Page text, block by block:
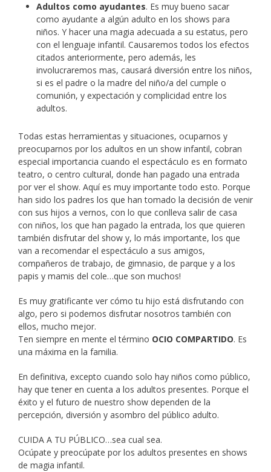
Adultos como ayudantes. Es muy bueno sacar
como ayudante a algún adulto en los shows para
niños. Y hacer una magia adecuada a su estatus, pero
con el lenguaje infantil. Causaremos todos los efectos
citados anteriormente, pero además, les
involucraremos mas, causará diversión entre los niños,
si es el padre o la madre del niño/a del cumple o
comunión, y expectación y complicidad entre los
adultos.
Todas estas herramientas y situaciones, ocuparnos y
preocuparnos por los adultos en un show infantil, cobran
especial importancia cuando el espectáculo es en formato
teatro, o centro cultural, donde han pagado una entrada
por ver el show. Aquí es muy importante todo esto. Porque
han sido los padres los que han tomado la decisión de venir
con sus hijos a vernos, con lo que conlleva salir de casa
con niños, los que han pagado la entrada, los que quieren
también disfrutar del show y, lo más importante, los que
van a recomendar el espectáculo a sus amigos,
compañeros de trabajo, de gimnasio, de parque y a los
papis y mamis del cole…que son muchos!
Es muy gratificante ver cómo tu hijo está disfrutando con
algo, pero si podemos disfrutar nosotros también con
ellos, mucho mejor.
Ten siempre en mente el término OCIO COMPARTIDO. Es
una máxima en la familia.
En definitiva, excepto cuando solo hay niños como público,
hay que tener en cuenta a los adultos presentes. Porque el
éxito y el futuro de nuestro show dependen de la
percepción, diversión y asombro del público adulto.
CUIDA A TU PÚBLICO…sea cual sea.
Ocúpate y preocúpate por los adultos presentes en shows
de magia infantil.